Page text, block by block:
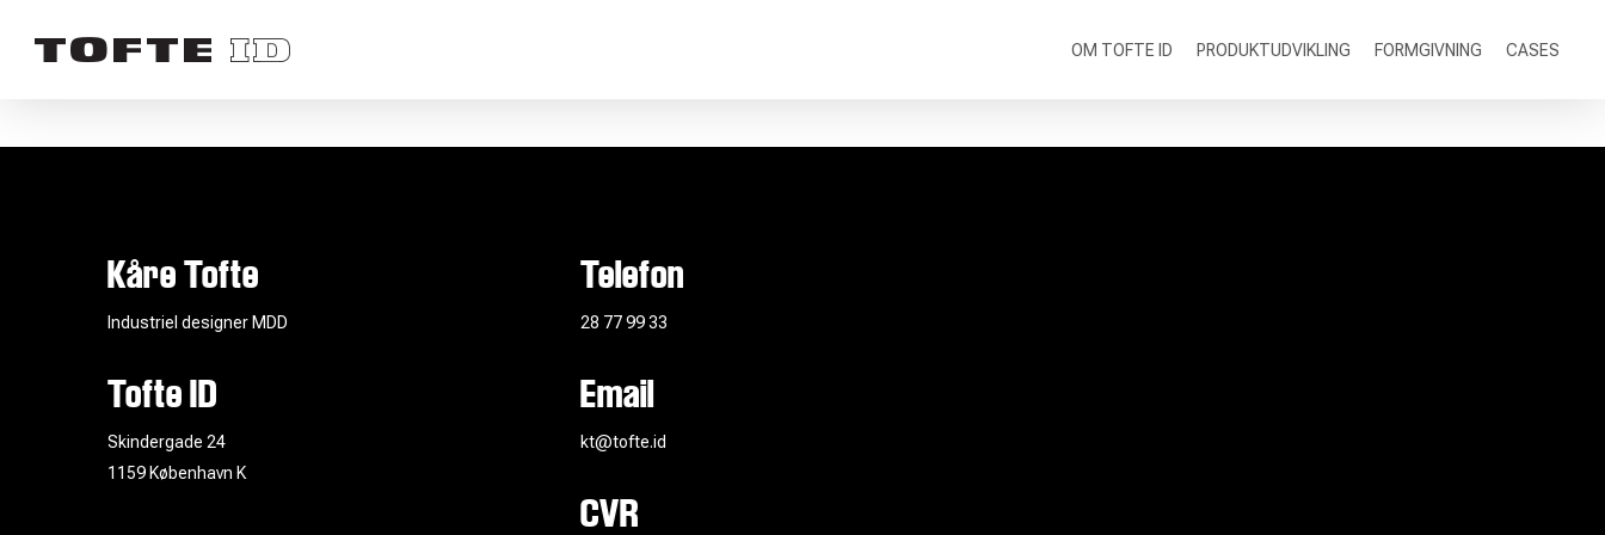
OM TOFTE ID PRODUKTUDVIKLING FORMGIVNING CASES
Kåre Tofte
Industriel designer MDD
Tofte ID
Skindergade 24
1159 København K
Telefon
28 77 99 33
Email
kt@tofte.id
CVR